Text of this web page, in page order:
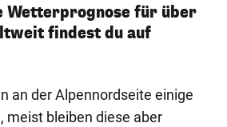
Wetterprognose für über
findest du auf
an der Alpennordseite einige
meist bleiben diese aber